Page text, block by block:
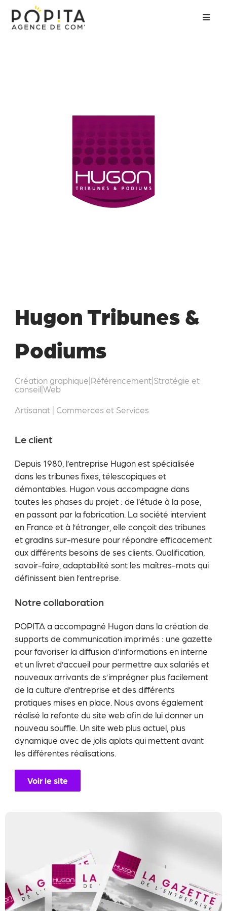
Contact
Hugon Tribunes &
Podiums
Création graphique|Référencement|Stratégie et
conseil|Web
Artisanat| Commerces et Services
Le client
Depuis 1980, l’entreprise Hugon est spécialisée
dans les tribunes fixes, télescopiques et
démontables. Hugon vous accompagne dans
toutes les phases du projet : de l’étude à la pose,
en passant par la fabrication. La société intervient
en France et à l’étranger, elle conçoit des tribunes
et gradins sur-mesure pour répondre efficacement
aux différents besoins de ses clients. Qualification,
savoir-faire, adaptabilité sont les maîtres-mots qui
définissent bien l’entreprise.
Notre collaboration
POPITA a accompagné Hugon dans la création de
supports de communication imprimés : une gazette
pour favoriser la diffusion d’informations en interne
et un livret d’accueil pour permettre aux salariés et
nouveaux arrivants de s’imprégner plus facilement
de la culture d’entreprise et des différents
pratiques mises en place. Nous avons également
réalisé la refonte du site web afin de lui donner un
nouveau souffle. Un site web plus actuel, plus
dynamique avec de jolis aplats qui mettent avant
les différentes réalisations.
Voir le site